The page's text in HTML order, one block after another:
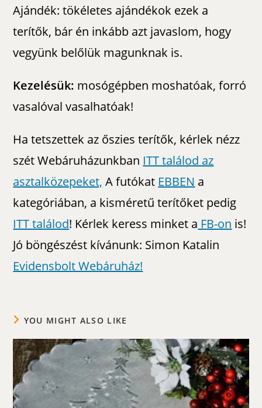
Ajándék: tökéletes ajándékok ezek a
terítők, bár én inkább azt javaslom, hogy
vegyünk belőlük magunknak is.
Kezelésük: mosógépben moshatóak, forró
vasalóval vasalhatóak!
Ha tetszettek az őszies terítők, kérlek nézz
szét Webáruházunkban ITT találod az
asztalközepeket, A futókat EBBEN a
kategóriában, a kisméretű terítőket pedig
ITT találod! Kérlek keress minket a FB-on is!
Jó böngészést kívánunk: Simon Katalin
Evidensbolt Webáruház!
YOU MIGHT ALSO LIKE